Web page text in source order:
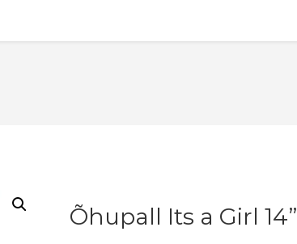
Õhupall Its a Girl 14”